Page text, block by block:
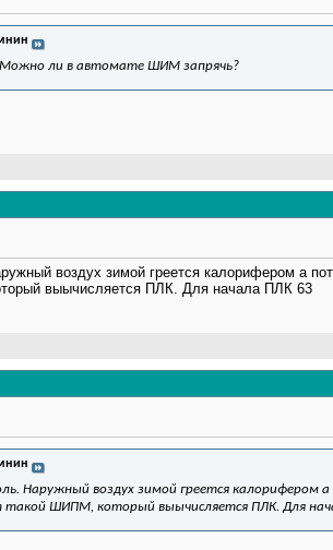
ли в автомате ШИМ запрячь?
воздух зимой греется калорифером а
выычисляется ПЛК. Для начала ПЛК 63
Наружный воздух зимой греется
такой ШИПМ, который выычисляется ПЛК. Для